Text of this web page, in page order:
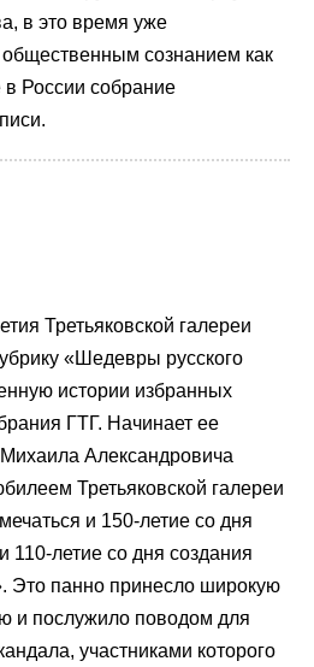
в это время уже
сознанием как
в России собрание
Третьяковской галереи
«Шедевры русского
истории избранных
ГТГ. Начинает ее
Александровича
Третьяковской галереи
и 150-летие со дня
110-летие со дня создания
Это панно принесло широкую
и послужило поводом для
участниками которого